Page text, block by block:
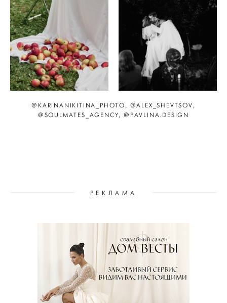
@KARINANIKITINA_PHOTO, @ALEX_SHEVTSOV,
@SOULMATES_AGENCY, @PAVLINA.DESIGN
РЕКЛАМА